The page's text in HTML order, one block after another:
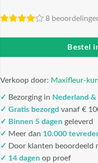
8
Bestel
Verkoop door: Maxifleur-
✓ Bezorging in Nederland
✓ Gratis bezorgd vanaf €
✓ Binnen 5 dagen geleverd
✓ Meer dan 10.000
✓ Door klanten beoordeeld
✓ 14 dagen op proef